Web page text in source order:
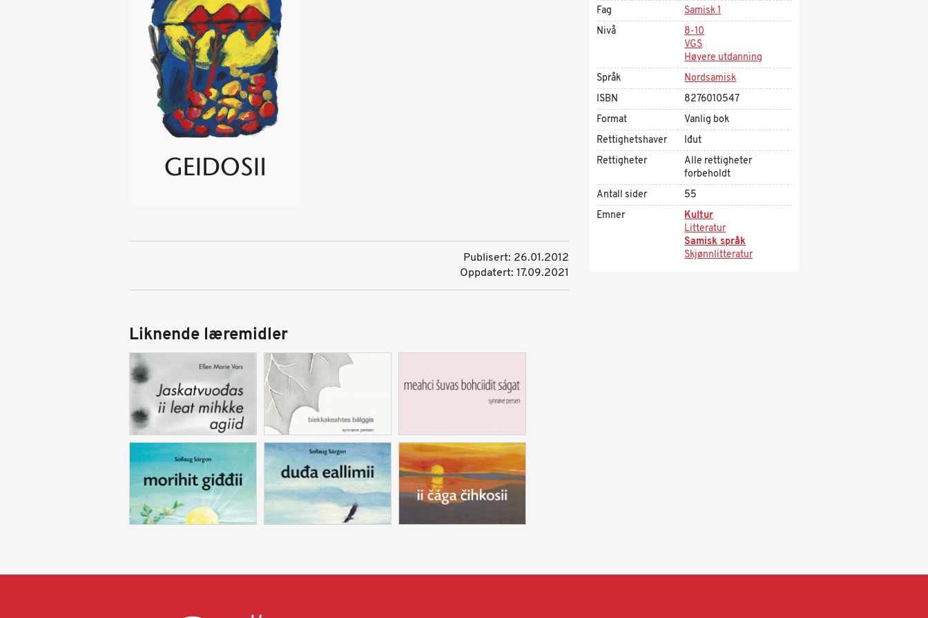
Publisert: 26.01.2012
Oppdatert: 17.09.2021
Liknende læremidler
Fag
Samisk 1
Nivå
8-10
VGS
Høyere utdanning
Språk
Nordsamisk
ISBN
8276010547
Format
Vanlig bok
Rettighetshaver
Iđut
Rettigheter
Alle rettigheter
forbeholdt
Antall sider
55
Emner
Kultur
Litteratur
Samisk språk
Skjønnlitteratur